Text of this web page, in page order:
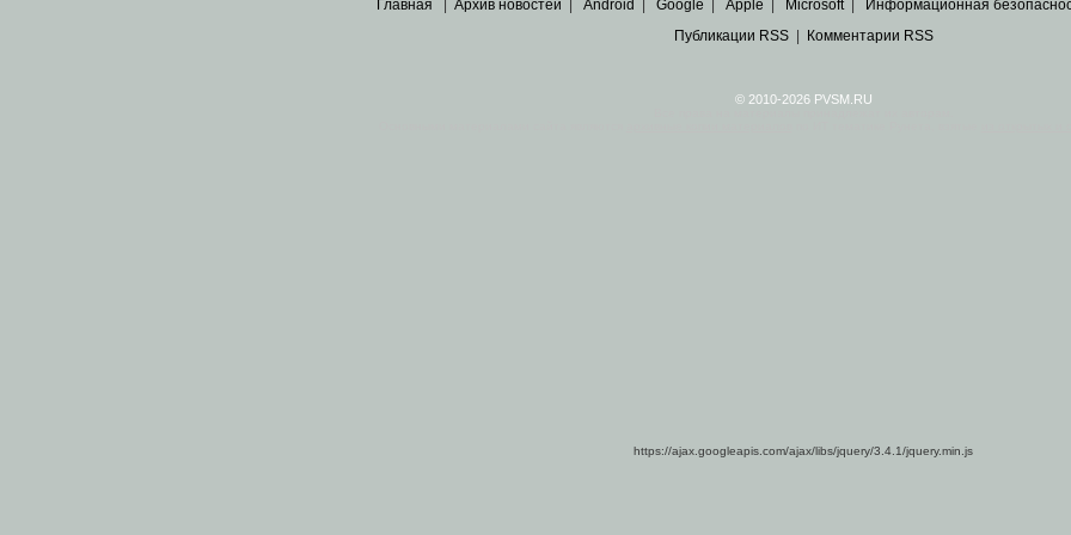
Главная Архив новостей Android Google Apple Microsoft| Информационная
Публикации RSS| Комментарии RSS
© 2010-2026 PVSM.RU
https://ajax.googleapis.com/ajax/libs/jquery/3.4.1/jquery.min.js